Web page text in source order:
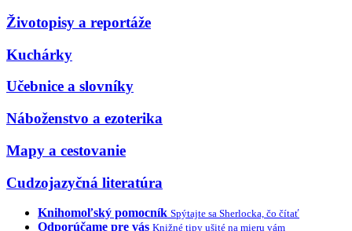
Životopisy a reportáže
Kuchárky
Učebnice a slovníky
Náboženstvo a ezoterika
Mapy a cestovanie
Cudzojazyčná literatúra
Knihomoľský pomocník Spýtajte sa Sherlocka, čo čítať
Odporúčame pre vás Knižné tipy ušité na mieru vám